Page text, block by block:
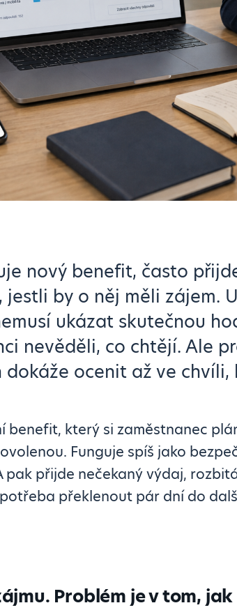
nový benefit, často
jestli by o něj měli zájem.
ukázat skutečnou
nevěděli, co chtějí. Ale
dokáže ocenit až ve
benefit, který si zaměstnanec
Funguje spíš jako
pak přijde nečekaný výdaj,
překlenout pár dní do
Problém je v tom,